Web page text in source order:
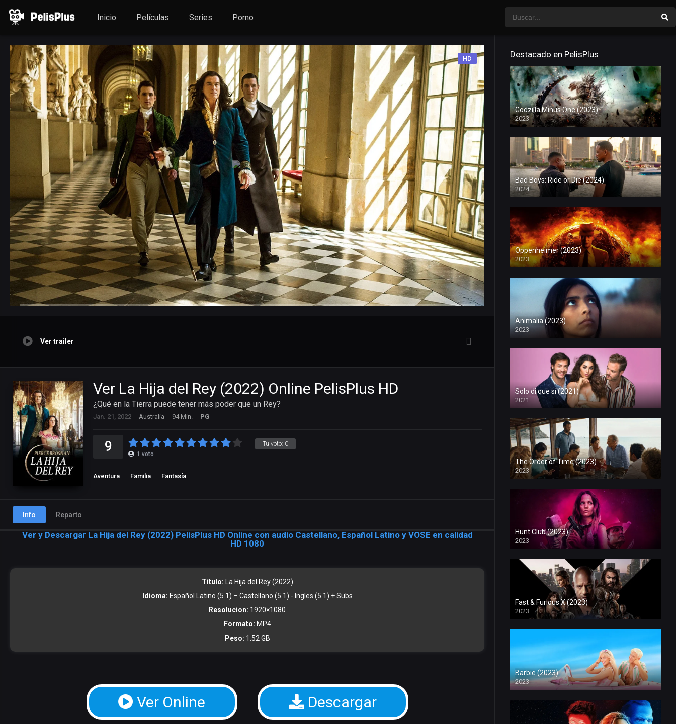
Inicio Películas Series Porno
HD
Ver trailer
Ver La Hija del Rey (2022) Online PelisPlus HD
¿Qué en la Tierra puede tener más poder que un Rey?
Jan. 21, 2022 Australia 94 Min. PG
Tu voto: 0
9 1 voto
Aventura Familia Fantasía
Info Reparto
Ver y Descargar La Hija del Rey (2022) PelisPlus HD Online con audio Castellano, Español Latino y VOSE en calidad
HD 1080
Título: La Hija del Rey (2022)
Idioma: Español Latino (5.1) – Castellano (5.1) - Ingles (5.1) + Subs
Resolucion: 1920×1080
Formato: MP4
Peso: 1.52 GB
Ver Online Descargar
Destacado en PelisPlus
Godzilla Minus One (2023)
2023
Bad Boys: Ride or Die (2024)
2024
Oppenheimer (2023)
2023
Animalia (2023)
2023
Solo di que sí (2021)
2021
The Order of Time (2023)
2023
Hunt Club (2023)
2023
Fast & Furious X (2023)
2023
Barbie (2023)
2023